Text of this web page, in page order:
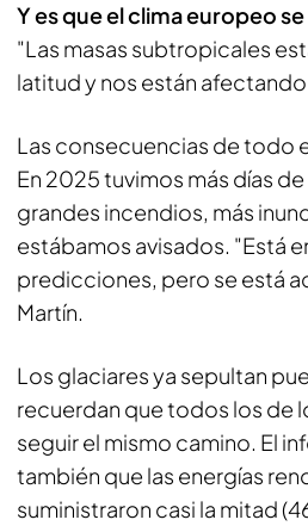
Y es que el clima europeo
"Las masas subtropicales
latitud y nos están afectando
Las consecuencias de todo
En 2025 tuvimos más días
grandes incendios, más
estábamos avisados. "Está
predicciones, pero se está
Martín.
Los glaciares ya sepultan
recuerdan que todos los de
seguir el mismo camino. El
también que las energías
suministraron casi la mitad